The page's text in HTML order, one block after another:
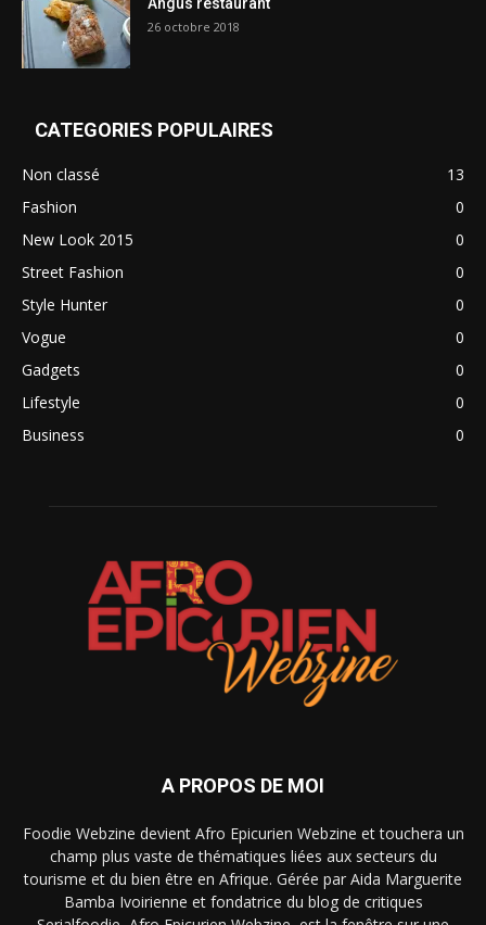
26 octobre 2018
CATEGORIES POPULAIRES
Non classé
13
Fashion
0
New Look 2015
0
Street Fashion
0
Style Hunter
0
Vogue
0
Gadgets
0
Lifestyle
0
Business
0
A PROPOS DE MOI
Foodie Webzine devient Afro Epicurien Webzine et touchera un
champ plus vaste de thématiques liées aux secteurs du
tourisme et du bien être en Afrique. Gérée par Aida Marguerite
Bamba Ivoirienne et fondatrice du blog de critiques